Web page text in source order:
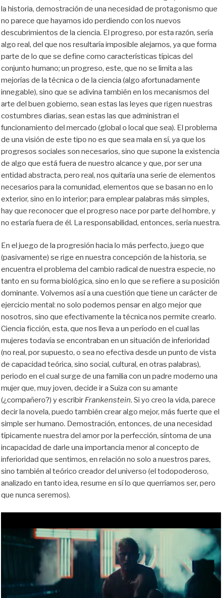
la historia, demostración de una necesidad de protagonismo que
no parece que hayamos ido perdiendo con los nuevos
descubrimientos de la ciencia. El progreso, por esta razón, sería
algo real, del que nos resultaría imposible alejarnos, ya que forma
parte de lo que se define como características típicas del
conjunto humano; un progreso, este, que no se limita a las
mejorías de la técnica o de la ciencia (algo afortunadamente
innegable), sino que se adivina también en los mecanismos del
arte del buen gobierno, sean estas las leyes que rigen nuestras
costumbres diarias, sean estas las que administran el
funcionamiento del mercado (global o local que sea). El problema
de una visión de este tipo no es que sea mala en sí, ya que los
progresos sociales son necesarios, sino que supone la existencia
de algo que está fuera de nuestro alcance y que, por ser una
entidad abstracta, pero real, nos quitaría una serie de elementos
necesarios para la comunidad, elementos que se basan no en lo
exterior, sino en lo interior; para emplear palabras más simples,
hay que reconocer que el progreso nace por parte del hombre, y
no estaría fuera de él. La responsabilidad, entonces, sería nuestra.
En el juego de la progresión hacia lo más perfecto, juego que
(pasivamente) se rige en nuestra concepción de la historia, se
encuentra el problema del cambio radical de nuestra especie, no
tanto en su forma biológica, sino en lo que se refiere a su posición
dominante. Volvemos así a una cuestión que tiene un carácter de
ejercicio mental: no solo podemos pensar en algo mejor que
nosotros, sino que efectivamente la técnica nos permite crearlo.
Ciencia ficción, esta, que nos lleva a un período en el cual las
mujeres todavía se encontraban en un situación de inferioridad
(no real, por supuesto, o sea no efectiva desde un punto de vista
de capacidad teórica, sino social, cultural, en otras palabras),
periodo en el cual surge de una familia con un padre moderno una
mujer que, muy joven, decide ir a Suiza con su amante
(¿compañero?) y escribir Frankenstein. Si yo creo la vida, parece
decir la novela, puedo también crear algo mejor, más fuerte que el
simple ser humano. Demostración, entonces, de una necesidad
típicamente nuestra del amor por la perfección, síntoma de una
incapacidad de darle una importancia menor al concepto de
inferioridad que sentimos, en relación no solo a nuestros pares,
sino también al teórico creador del universo (el todopoderoso,
analizado en tanto idea, resume en sí lo que querríamos ser, pero
que nunca seremos).